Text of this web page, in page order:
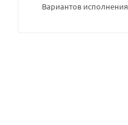
Вариантов исполнения